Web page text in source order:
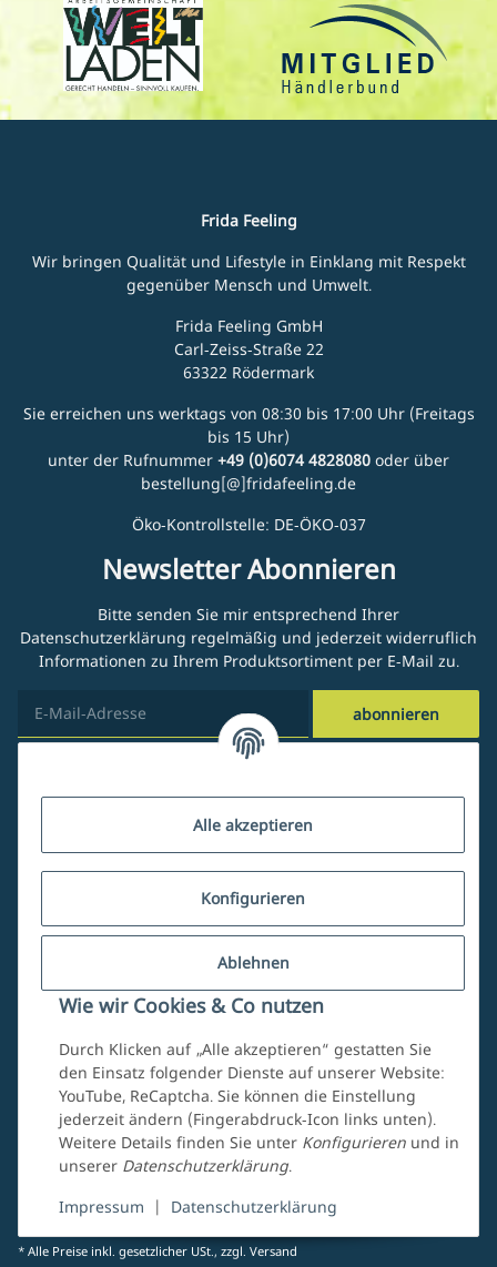
Alle akzeptieren
Konfigurieren
Ablehnen
Wie wir Cookies & Co nutzen
Durch Klicken auf „Alle akzeptieren“ gestatten Sie
den Einsatz folgender Dienste auf unserer Website:
YouTube, ReCaptcha. Sie können die Einstellung
jederzeit ändern (Fingerabdruck-Icon links unten).
Weitere Details finden Sie unter Konfigurieren und in
unserer Datenschutzerklärung.
Impressum
| Datenschutzerklärung
Frida Feeling
Wir bringen Qualität und Lifestyle in Einklang mit Respekt
gegenüber Mensch und Umwelt.
Frida Feeling GmbH
Carl-Zeiss-Straße 22
63322 Rödermark
Sie erreichen uns werktags von 08:30 bis 17:00 Uhr (Freitags
bis 15 Uhr)
unter der Rufnummer +49 (0)6074 4828080 oder über
bestellung[@]fridafeeling.de
Öko-Kontrollstelle: DE-ÖKO-037
Newsletter Abonnieren
Bitte senden Sie mir entsprechend Ihrer
Datenschutzerklärung regelmäßig und jederzeit widerruflich
Informationen zu Ihrem Produktsortiment per E-Mail zu.
abonnieren
Vertrag widerrufen
* Alle Preise inkl. gesetzlicher USt., zzgl. Versand